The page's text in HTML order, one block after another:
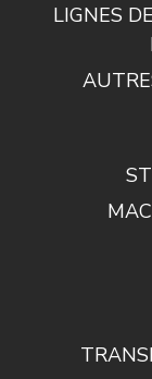
LIGNES